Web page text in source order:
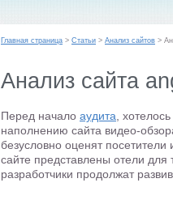
Главная страница > Статьи > Анализ сайтов >
Анализ сайта
Перед начало аудита,
наполнению сайта видео-
безусловно оценят
сайте представлены отели для
разработчики продолжат